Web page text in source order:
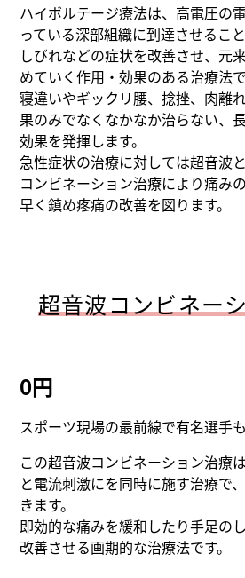
ハイボルテージ療法は、高電圧の
っている深部組織に到達させるこ
しびれなどの症状を改善させ、元
めていく作用・効果のある治療法で
寝違いやギックリ腰、捻挫、肉離
果のみでなくなかなか治らない、
効果を発揮します。
急性症状の治療に対しては超音波
コンビネーション治療により痛み
早く鎮め疼痛の改善を図ります。
超音波コンビネー
0円
スポーツ現場の最前線で有名選手
この超音波コンビネーション治療
と電流刺激にを同時に施す治療で
きます。
即効的な痛みを緩和したり手足の
改善させる画期的な治療法です。